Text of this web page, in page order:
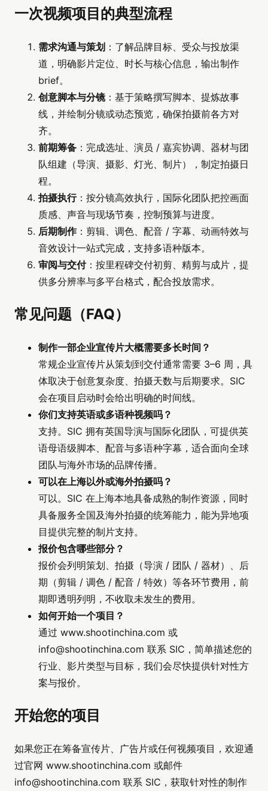
一次视频项目的典型流程
需求沟通与策划 ：了解品牌目标、受众与投放渠
道，明确影片定位、时长与核心信息，输出制作
brief。
创意脚本与分镜 ：基于策略撰写脚本、提炼故事
线，并绘制分镜或动态预览，确保拍摄前各方对
齐。
前期筹备 ：完成选址、演员 / 嘉宾协调、器材与团
队组建（导演、摄影、灯光、制片），制定拍摄日
程。
拍摄执行：按分镜高效执行，国际化团队把控画面
质感、声音与现场节奏，控制预算与进度。
后期制作：剪辑、调色、配音 / 字幕、动画特效与
音效设计一站式完成，支持多语种版本。
审阅与交付：按里程碑交付初剪、精剪与成片，提
供多分辨率与多平台格式，配合投放需求。
常见问题（FAQ）
制作一部企业宣传片大概需要多长时间？
常规企业宣传片从策划到交付通常需要 3–6 周，具
体取决于创意复杂度、拍摄天数与后期要求。SIC
会在项目启动时会给出明确的时间线。
你们支持英语或多语种视频吗？
支持。SIC 拥有英国导演与国际化团队，可提供英
语母语级脚本、配音与多语种字幕，适合面向全球
团队与海外市场的品牌传播。
可以在上海以外或海外拍摄吗？
可以。SIC 在上海本地具备成熟的制作资源，同时
具备服务全国及海外拍摄的统筹能力，能为异地项
目提供完整的制片支持。
报价包含哪些部分？
报价会列明策划、拍摄（导演 / 团队 / 器材）、后
期（剪辑 / 调色 / 配音 / 特效）等各环节费用，前
期即透明列明，不收取未发生的费用。
如何开始一个项目？
通过 www.shootinchina.com 或
info@shootinchina.com 联系 SIC，简单描述您的
行业、影片类型与目标，我们会尽快提供针对性方
案与报价。
开始您的项目
如果您正在筹备宣传片、广告片或任何视频项目，欢迎通
过官网 www.shootinchina.com 或邮件
info@shootinchina.com 联系 SIC，获取针对性的制作